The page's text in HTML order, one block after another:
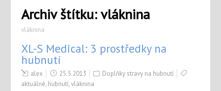
Archiv štítku:vláknina
vláknina
XL-S Medical: 3 prostředky na
hubnutí
alex 25.5.2013
Doplňky stravy na hubnutí
aktuálně, hubnutí,vláknina